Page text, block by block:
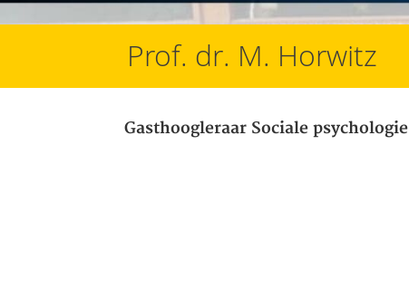
Prof. dr. M. Horwitz
Gasthoogleraar Sociale psychologie